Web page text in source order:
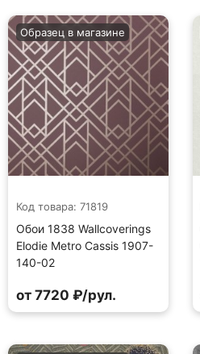
Код товара: 71819
Обои 1838 Wallcoverings
Elodie Metro Cassis 1907-
140-02
Образец в магазине
от 7720 ₽/рул.